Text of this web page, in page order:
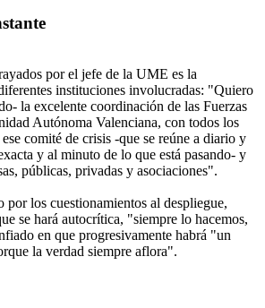
por el jefe de la UME es la
instituciones involucradas: "Quiero
la excelente coordinación de las Fuerzas
Autónoma Valenciana, con todos los
comité de crisis -que se reúne a diario y
y al minuto de lo que está pasando- y
públicas, privadas y asociaciones".
por los cuestionamientos al despliegue,
se hará autocrítica, "siempre lo hacemos,
en que progresivamente habrá "un
la verdad siempre aflora".